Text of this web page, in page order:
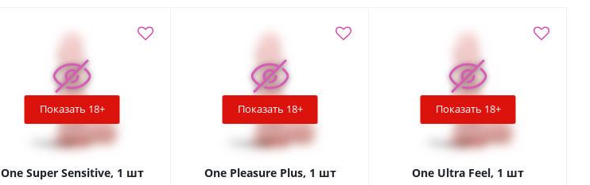
Показать 18+
One Super Sensitive, 1 шт
Показать 18+
One Pleasure Plus, 1 шт
Показать 18+
One Ultra Feel, 1 шт